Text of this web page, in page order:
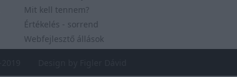
Mit kell tennem?
Értékelés - sorrend
Webfejlesztő állások